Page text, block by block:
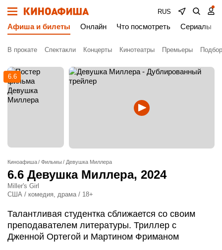
RUS
Афиша и билеты Онлайн Что посмотреть Сериалы
В прокате Спектакли Концерты Кинотеатры Премьеры
6.6
Киноафиша Фильмы Девушка Миллера
6.6 Девушка Миллера, 2024
Miller's Girl
США / комедия, драма / 18+
Талантливая студентка сближается со своим
преподавателем литературы. Триллер с
Дженной Ортегой и Мартином Фриманом